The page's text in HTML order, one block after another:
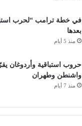
في خطة ترامب “لحرب
بعدها
منذ 5 أيام
حروب استباقية وأردوغان
واشنطن وطهران
منذ 7 أيام